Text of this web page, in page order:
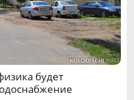
будет